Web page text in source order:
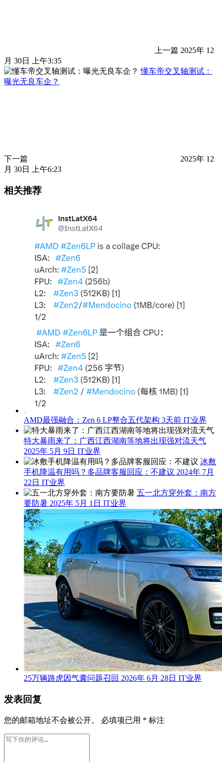
上一篇 2025年 12
月 30日 上午3:35
懂车帝交叉轴测试：
曝光无良车企？
下一篇
2025年 12
月 30日 上午6:23
相关推荐
AMD最强融合：Zen 6 LP整合五代架构 3天前 IT业界
特大暴雨来了：广西江西湖南等地将出现强对流天气
2025年 5月 9日 IT业界
冰敷
手机降温有用吗？多品牌客服回应：不建议 2024年 7月
22日 IT业界
五一北方穿外套：南方
要防暑 2025年 5月 1日 IT业界
25万辆路虎因气囊问题召回 2026年 6月 28日 IT业界
发表回复
您的邮箱地址不会被公开。 必填项已用 * 标注